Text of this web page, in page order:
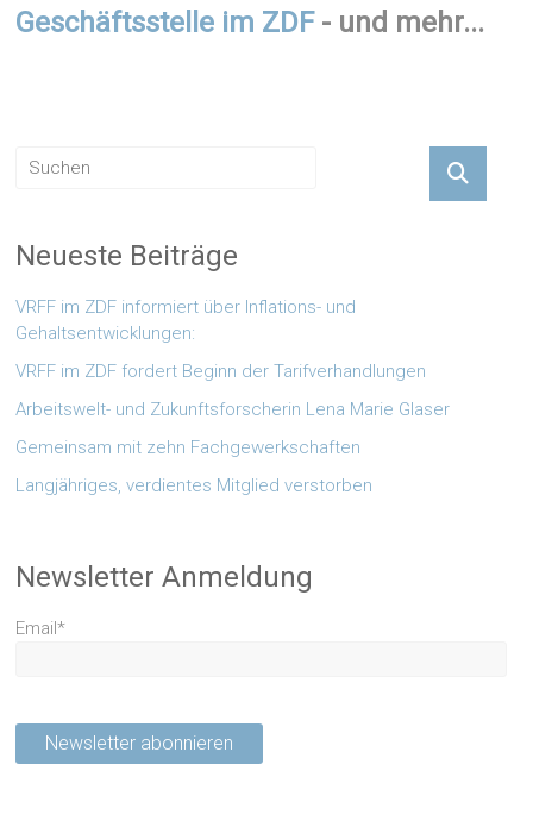
Geschäftsstelle im ZDF- und mehr...
Neueste Beiträge
VRFF im ZDF informiert über Inflations- und
Gehaltsentwicklungen:
VRFF im ZDF fordert Beginn der Tarifverhandlungen
Arbeitswelt- und Zukunftsforscherin Lena Marie Glaser
Gemeinsam mit zehn Fachgewerkschaften
Langjähriges, verdientes Mitglied verstorben
Newsletter Anmeldung
Email*